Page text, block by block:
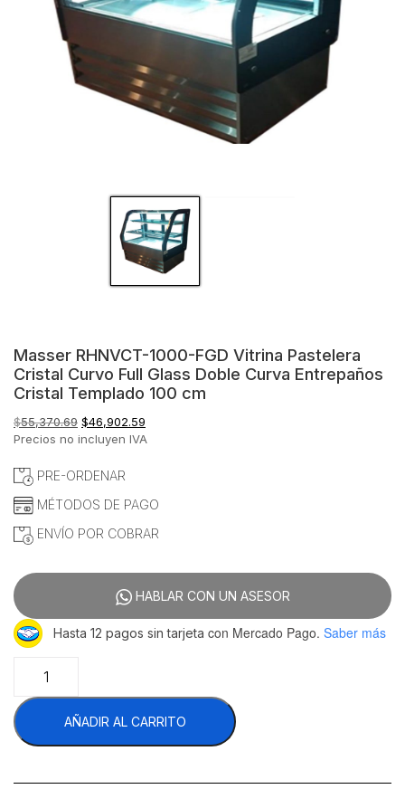
Masser RHNVCT-1000-FGD Vitrina Pastelera
Cristal Curvo Full Glass Doble Curva Entrepaños
Cristal Templado 100 cm
$55,370.69 El
precio
era:
$46,902.59
precio
Precios no incluyen IVA
PRE-ORDENAR
MÉTODOS DE PAGO
ENVÍO POR COBRAR
HABLAR CON UN ASESOR
Hasta 12 pagos sin tarjeta con Mercado Pago. Saber más
RHNVCT-
1000-
FGD
Vitrina
Cristal
AÑADIR AL CARRITO